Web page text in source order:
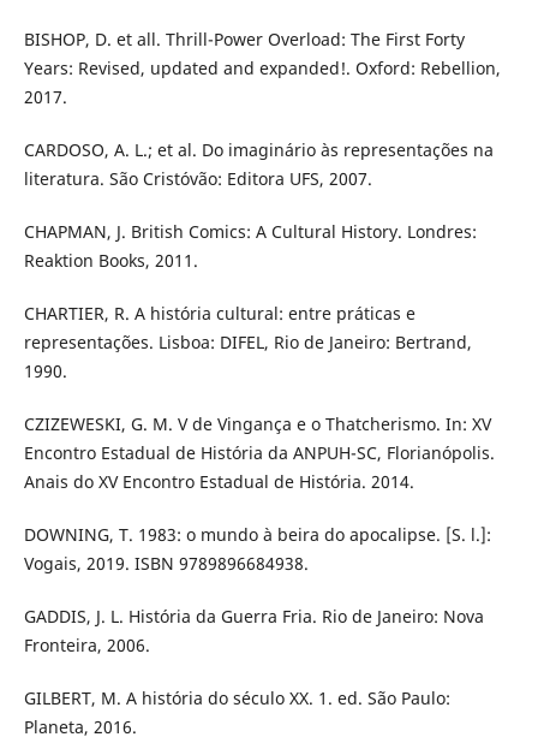
BISHOP, D. et all. Thrill-Power Overload: The First Forty
Years: Revised, updated and expanded!. Oxford: Rebellion,
2017.
CARDOSO, A. L.; et al. Do imaginário às representações na
literatura. São Cristóvão: Editora UFS, 2007.
CHAPMAN, J. British Comics: A Cultural History. Londres:
Reaktion Books, 2011.
CHARTIER, R. A história cultural: entre práticas e
representações. Lisboa: DIFEL, Rio de Janeiro: Bertrand,
1990.
CZIZEWESKI, G. M. V de Vingança e o Thatcherismo. In: XV
Encontro Estadual de História da ANPUH-SC, Florianópolis.
Anais do XV Encontro Estadual de História. 2014.
DOWNING, T. 1983: o mundo à beira do apocalipse. [S. l.]:
Vogais, 2019. ISBN 9789896684938.
GADDIS, J. L. História da Guerra Fria. Rio de Janeiro: Nova
Fronteira, 2006.
GILBERT, M. A história do século XX. 1. ed. São Paulo:
Planeta, 2016.